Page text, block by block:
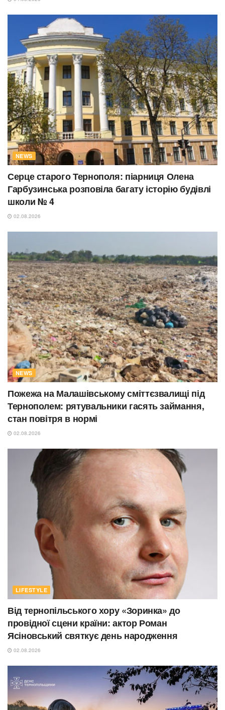
NEWS
Серце старого Тернополя: піарниця Олена
Гарбузинська розповіла багату історію будівлі
школи № 4
02.08.2026
NEWS
Пожежа на Малашівському сміттєзвалищі під
Тернополем: рятувальники гасять займання,
стан повітря в нормі
02.08.2026
LIFESTYLE
Від тернопільського хору «Зоринка» до
провідної сцени країни: актор Роман
Ясіновський святкує день народження
02.08.2026